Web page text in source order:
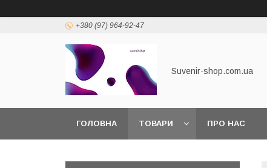
+380 (97) 964-92-47
Suvenir-shop.com.ua
ГОЛОВНА ТОВАРИ ПРО НАС